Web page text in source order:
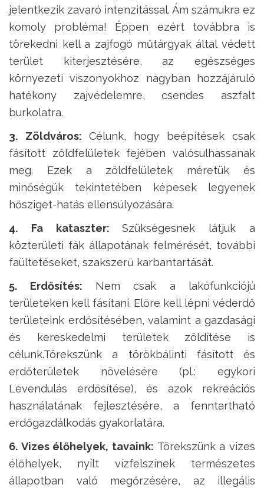
jelentkezik zavaró intenzitással. Ám számukra ez
komoly probléma! Éppen ezért továbbra is
törekedni kell a zajfogó műtárgyak által védett
terület kiterjesztésére, az egészséges
környezeti viszonyokhoz nagyban hozzájáruló
hatékony zajvédelemre, csendes aszfalt
burkolatra.
3. Zöldváros: Célunk, hogy beépítések csak
fásított zöldfelületek fejében valósulhassanak
meg. Ezek a zöldfelületek méretük és
minőségük tekintetében képesek legyenek
hősziget-hatás ellensúlyozására.
4. Fa kataszter:Szükségesnek látjuk a
közterületi fák állapotának felmérését, további
faültetéseket, szakszerű karbantartását.
5. Erdősítés: Nem csak a lakófunkciójú
területeken kell fásítani. Előre kell lépni véderdő
területeink erdősítésében, valamint a gazdasági
és kereskedelmi területek zöldítése is
célunk.Törekszünk a törökbálinti fásított és
erdőterületek növelésére (pl.: egykori
Levendulás erdősítése), és azok rekreációs
használatának fejlesztésére, a fenntartható
erdőgazdálkodás gyakorlatára.
6. Vizes élőhelyek, tavaink: Törekszünk a vizes
élőhelyek, nyílt vízfelszínek természetes
állapotban való megőrzésére, az illegális